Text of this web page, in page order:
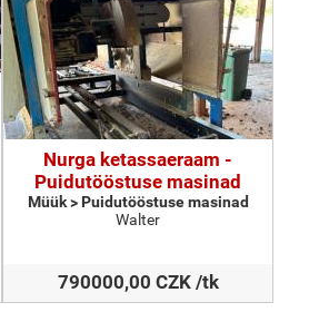
Nurga ketassaeraam -
Puidutööstuse masinad
Müük > Puidutööstuse masinad
Walter
790000,00 CZK /tk